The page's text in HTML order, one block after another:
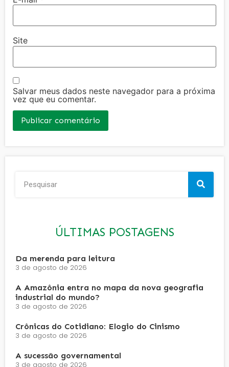
Site
Salvar meus dados neste navegador para a próxima
vez que eu comentar.
ÚLTIMAS POSTAGENS
Da merenda para leitura
3 de agosto de 2026
A Amazônia entra no mapa da nova geografia
industrial do mundo?
3 de agosto de 2026
Crônicas do Cotidiano: Elogio do Cinismo
3 de agosto de 2026
A sucessão governamental
3 de agosto de 2026